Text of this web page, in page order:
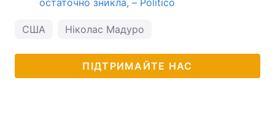
остаточно зникла, – Politico
США Ніколас Мадуро
ПІДТРИМАЙТЕ НАС